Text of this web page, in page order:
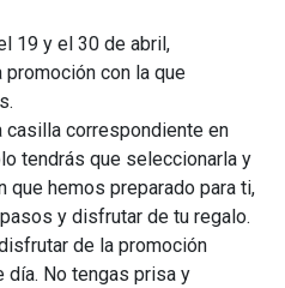
19 y el 30 de abril,
promoción con la que
casilla correspondiente en
tendrás que seleccionarla y
que hemos preparado para ti,
y disfrutar de tu regalo.
de la promoción
No tengas prisa y